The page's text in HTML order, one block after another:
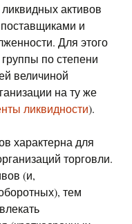
активов
и
Для этого
по степени
величиной
на ту же
ликвидности).
характерна для
торговли.
(и,
тем